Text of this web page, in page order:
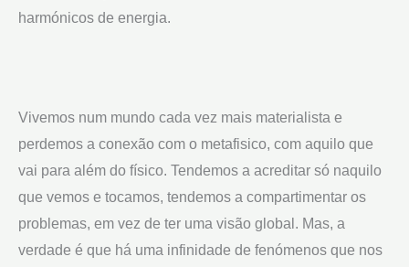
harmónicos de energia.
Vivemos num mundo cada vez mais materialista e
perdemos a conexão com o metafisico, com aquilo que
vai para além do físico. Tendemos a acreditar só naquilo
que vemos e tocamos, tendemos a compartimentar os
problemas, em vez de ter uma visão global. Mas, a
verdade é que há uma infinidade de fenómenos que nos